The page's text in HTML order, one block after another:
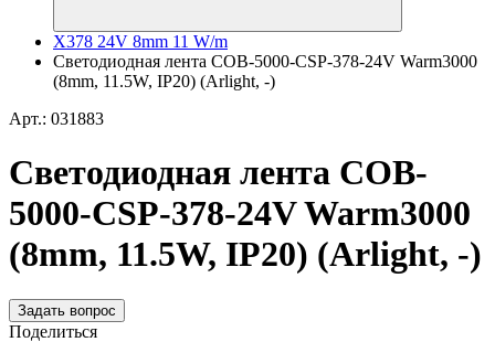
X378 24V 8mm 11 W/m
Светодиодная лента COB-5000-CSP-378-24V Warm3000
(8mm, 11.5W, IP20) (Arlight, -)
Арт.: 031883
Светодиодная лента COB-
5000-CSP-378-24V Warm3000
(8mm, 11.5W, IP20) (Arlight, -)
Задать вопрос
Поделиться